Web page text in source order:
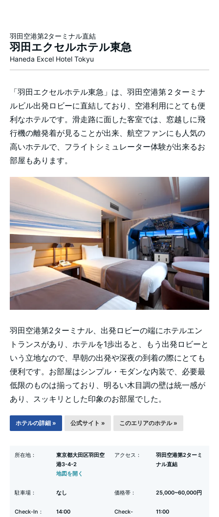
羽田空港第2ターミナル直結
羽田エクセルホテル東急
Haneda Excel Hotel Tokyu
「羽田エクセルホテル東急」は、羽田空港第２ターミナ
ルビル出発ロビーに直結しており、空港利用にとても便
利なホテルです。滑走路に面した客室では、窓越しに飛
行機の離発着が見ることが出来、航空ファンにも人気の
高いホテルで、フライトシミュレーター体験が出来るお
部屋もあります。
羽田空港第2ターミナル、出発ロビーの端にホテルエン
トランスがあり、ホテルを1歩出ると、もう出発ロビーと
いう立地なので、早朝の出発や深夜の到着の際にとても
便利です。お部屋はシンプル・モダンな内装で、必要最
低限のものは揃っており、明るい木目調の壁は統一感が
あり、スッキリとした印象のお部屋でした。
ホテルの詳細 » 公式サイト » このエリアのホテル »
所在地：
東京都大田区羽田空
港3-4-2
地図を開く
アクセス：
羽田空港第2ターミ
ナル直結
駐車場： なし 価格帯： 25,000~60,000円
Check-In： 14:00
Check-
11:00